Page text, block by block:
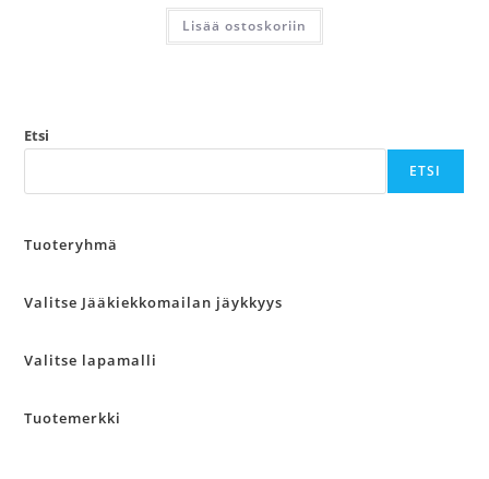
Lisää ostoskoriin
Etsi
ETSI
Tuoteryhmä
Valitse Jääkiekkomailan jäykkyys
Valitse lapamalli
Tuotemerkki